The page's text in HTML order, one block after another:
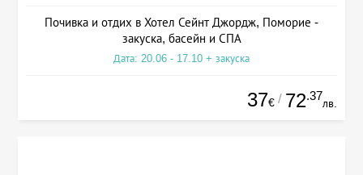
Почивка и отдих в Хотел Сейнт Джордж, Поморие -
закуска, басейн и СПА
Дата: 20.06 - 17.10 + закуска
37€ / 72.37
лв.